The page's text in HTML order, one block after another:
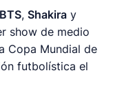
BTS,Shakira y
show de medio
Copa Mundial de
futbolística el